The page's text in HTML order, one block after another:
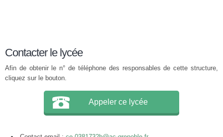
Contacter le lycée
Afin de obtenir le n° de téléphone des responsables de cette structure,
cliquez sur le bouton.
Appeler ce lycée